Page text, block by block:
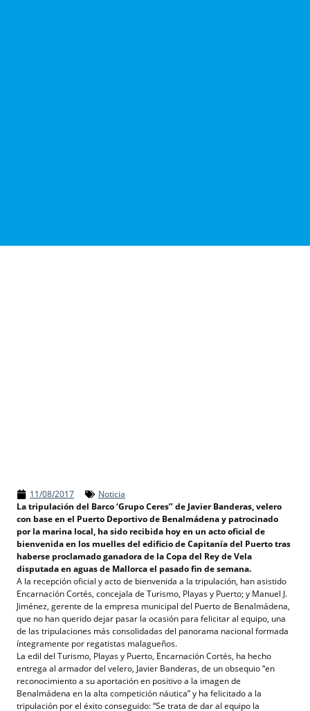
11/08/2017
Noticia
La tripulación del Barco ‘Grupo Ceres’’ de Javier Banderas, velero
con base en el Puerto Deportivo de Benalmádena y patrocinado
por la marina local, ha sido recibida hoy en un acto oficial de
bienvenidaen los muelles del edificio de Capitanía del Puerto tras
haberse proclamado ganadora de la Copa del Rey de Vela
disputada en aguas de Mallorca el pasado fin de semana.
A la recepción oficial y acto de bienvenida a la tripulación, han asistido
Encarnación Cortés, concejala de Turismo, Playas y Puerto; y Manuel J.
Jiménez, gerente de la empresa municipal del Puerto de Benalmádena,
que no han querido dejar pasar la ocasión para felicitar al equipo, una
de las tripulaciones más consolidadas del panorama nacional formada
íntegramente por regatistas malagueños.
La edil del Turismo, Playas y Puerto, Encarnación Cortés, ha hecho
entrega al armador del velero, Javier Banderas, de un obsequio “en
reconocimiento a su aportación en positivo a la imagen de
Benalmádena en la alta competición náutica” y ha felicitado a la
tripulación por el éxito conseguido: “Se trata de dar al equipo la